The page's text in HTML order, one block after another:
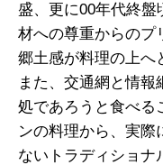
盛、更に00年代終盤
材への尊重からのプ
郷土感が料理の上へ
また、交通網と情
処であろうと食べる
ンの料理から、実際
ないトラディショナ